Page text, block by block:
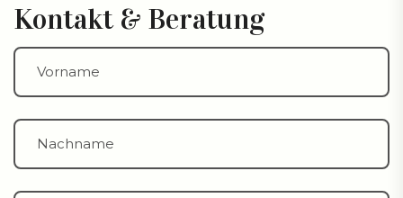
Kontakt & Beratung